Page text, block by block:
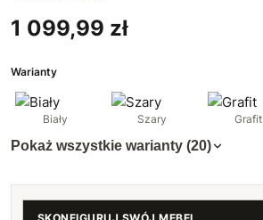
1 099,99 zł
Warianty
Biały Szary Grafit
Pokaż wszystkie warianty (20)